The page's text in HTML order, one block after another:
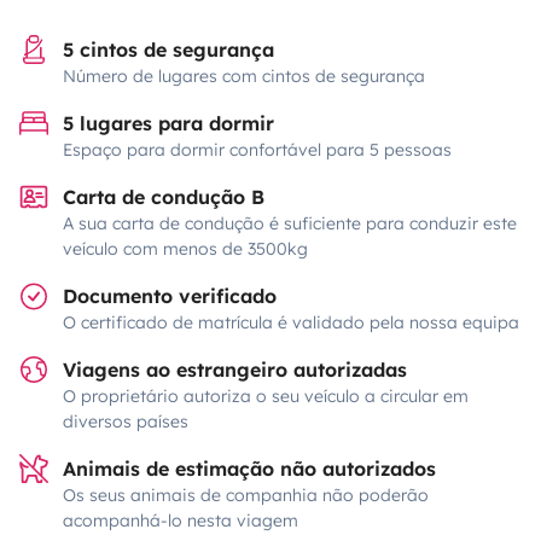
5 cintos de segurança
Número de lugares com cintos de segurança
5 lugares para dormir
Espaço para dormir confortável para 5 pessoas
Carta de condução B
A sua carta de condução é suficiente para conduzir este
veículo com menos de 3500kg
Documento verificado
O certificado de matrícula é validado pela nossa equipa
Viagens ao estrangeiro autorizadas
O proprietário autoriza o seu veículo a circular em
diversos países
Animais de estimação não autorizados
Os seus animais de companhia não poderão
acompanhá-lo nesta viagem